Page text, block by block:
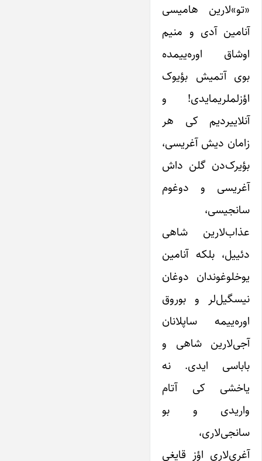
«تو»لارین هامیسی
آنامین آدی و منیم
اوشاق اوره‌ییمده
بوی آتمیش بؤیوک
اؤزلملریمایدی! و
آنلاییردیم کی هر
زامان دیش آغریسی،
بؤیرک‌دن گلن داش
آغریسی و دوغوم
سانجیسی،
عذاب‌لارین شاهی
دئییل، بلکه آنامین
یوخلوغوندان دوغان
نیسگیل‌لر و بوروق
اوره‌ییمه ساپلانان
آجی‌لارین شاهی و
باباسی ایدی. نه
یاخشی کی آتام
واریدی و بو
سانجی‌لاری،
آغری‌لاری اؤز قایغی